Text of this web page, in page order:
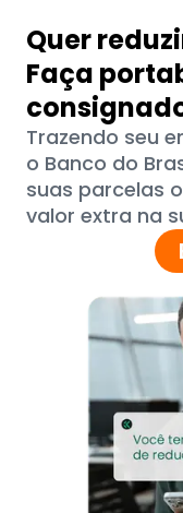
Quer
Faça
Trazendo seu
o Banco do
suas parcelas
valor extra na